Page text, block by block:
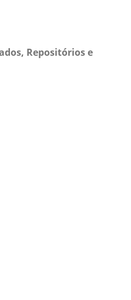
Repositórios e